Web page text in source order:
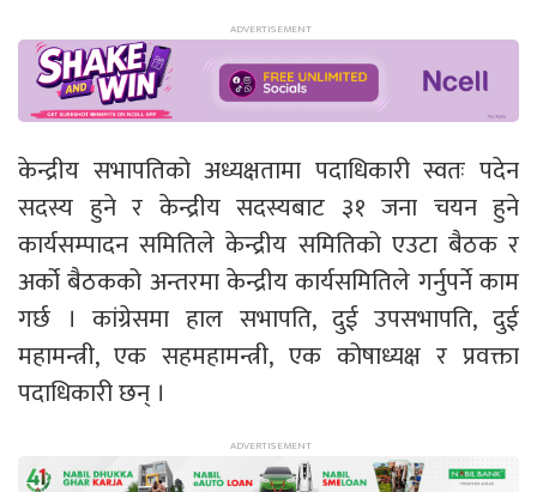
केन्द्रीय सभापतिको अध्यक्षतामा पदाधिकारी स्वतः पदेन
सदस्य हुने र केन्द्रीय सदस्यबाट ३१ जना चयन हुने
कार्यसम्पादन समितिले केन्द्रीय समितिको एउटा बैठक र
अर्को बैठकको अन्तरमा केन्द्रीय कार्यसमितिले गर्नुपर्ने काम
गर्छ । कांग्रेसमा हाल सभापति, दुई उपसभापति, दुई
महामन्त्री, एक सहमहामन्त्री, एक कोषाध्यक्ष र प्रवक्ता
पदाधिकारी छन् ।